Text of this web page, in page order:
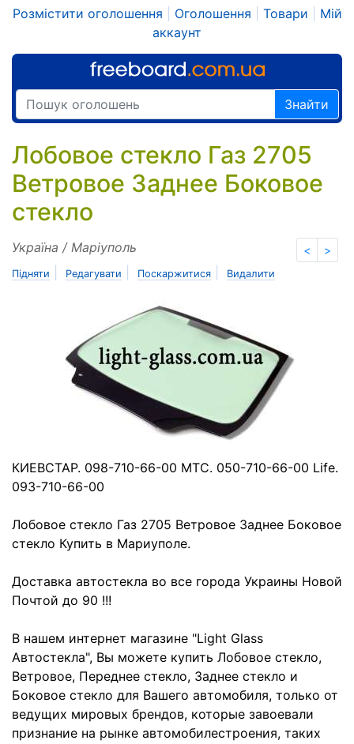
Розмістити оголошення Оголошення Товари
Мій
аккаунт
Знайти
Лобовое стекло Газ 2705
Ветровое Заднее Боковое
стекло
< >
Україна / Маріуполь
Підняти Редагувати Поскаржитися Видалити
КИЕВСТАР. 098-710-66-00 МТС. 050-710-66-00 Life.
093-710-66-00
Лобовое стекло Газ 2705 Ветровое Заднее Боковое
стекло Купить в Мариуполе.
Доставка автостекла во все города Украины Новой
Почтой до 90 !!!
В нашем интернет магазине "Light Glass
Автостекла", Вы можете купить Лобовое стекло,
Ветровое, Переднее стекло, Заднее стекло и
Боковое стекло для Вашего автомобиля, только от
ведущих мировых брендов, которые завоевали
признание на рынке автомобилестроения, таких